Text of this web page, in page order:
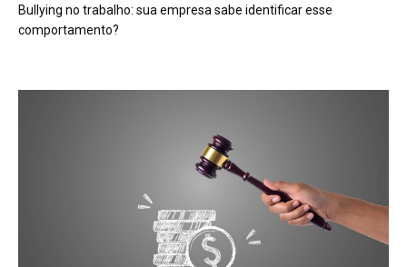
Bullying no trabalho: sua empresa sabe identificar esse
comportamento?